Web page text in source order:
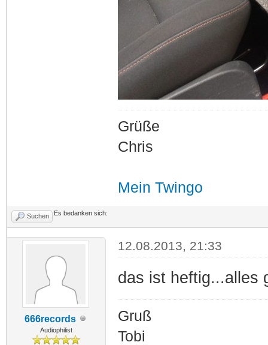
Grüße
Chris
Mein Twingo
Suchen Es bedanken sich:
666records
Audiophilist
12.08.2013, 21:33
das ist heftig...alles
Gruß
Tobi